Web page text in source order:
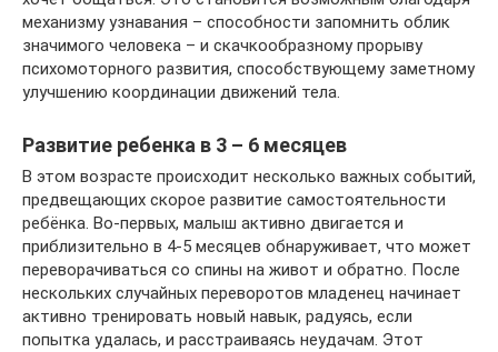
механизму узнавания – способности запомнить облик
значимого человека – и скачкообразному прорыву
психомоторного развития, способствующему заметному
улучшению координации движений тела.
Развитие ребенка в 3 – 6 месяцев
В этом возрасте происходит несколько важных событий,
предвещающих скорое развитие самостоятельности
ребёнка. Во-первых, малыш активно двигается и
приблизительно в 4-5 месяцев обнаруживает, что может
переворачиваться со спины на живот и обратно. После
нескольких случайных переворотов младенец начинает
активно тренировать новый навык, радуясь, если
попытка удалась, и расстраиваясь неудачам. Этот